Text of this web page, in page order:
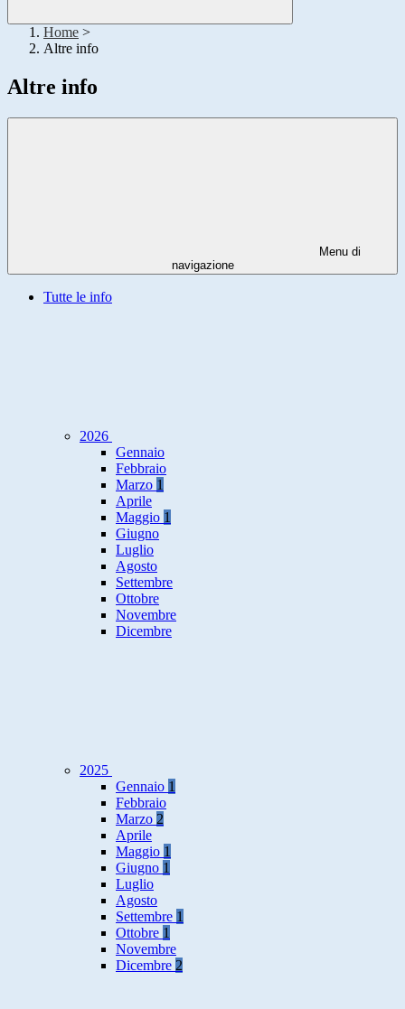
Home >
Altre info
Altre info
Menu di
navigazione
Tutte le info
2026
Gennaio
Febbraio
Marzo 1
Aprile
Maggio 1
Giugno
Luglio
Agosto
Settembre
Ottobre
Novembre
Dicembre
2025
Gennaio 1
Febbraio
Marzo 2
Aprile
Maggio 1
Giugno 1
Luglio
Agosto
Settembre 1
Ottobre 1
Novembre
Dicembre 2